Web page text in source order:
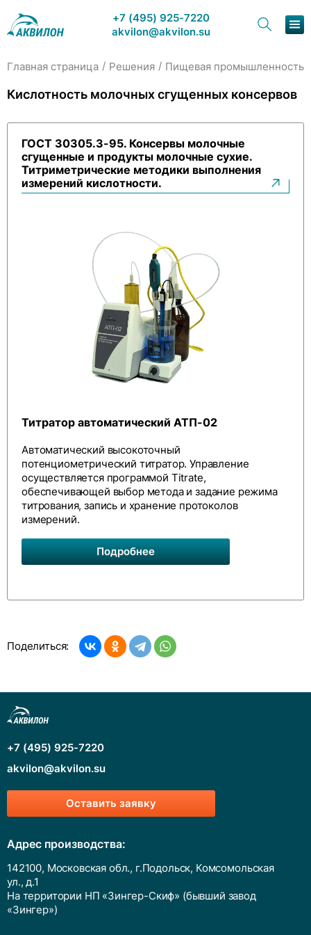
+7 (495) 925-7220
akvilon@akvilon.su
Каталог
Главная страница / Решения / Пищевая промышленность
Кислотность молочных сгущенных консервов
ГОСТ 30305.3-95. Консервы молочные
сгущенные и продукты молочные сухие.
Титриметрические методики выполнения
измерений кислотности.
Титратор автоматический АТП-02
Автоматический высокоточный
потенциометрический титратор. Управление
осуществляется программой Titrate,
обеспечивающей выбор метода и задание режима
титрования, запись и хранение протоколов
измерений.
Подробнее
Поделиться:
Оставить заявку
+7 (495) 925-7220
akvilon@akvilon.su
Адрес производства:
142100, Московская обл., г.Подольск, Комсомольская
ул., д.1
На территории НП «Зингер-Скиф» (бывший завод
«Зингер»)